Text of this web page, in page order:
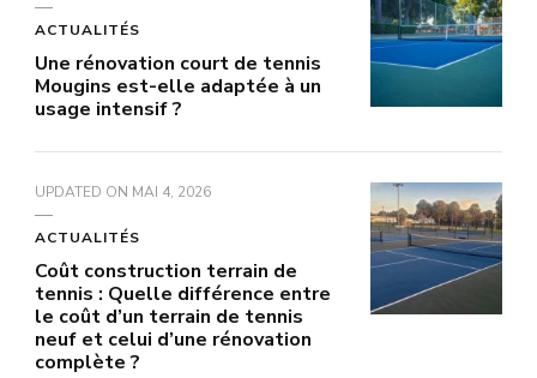
ACTUALITÉS
Une rénovation court de tennis
Mougins est-elle adaptée à un
usage intensif ?
UPDATED ON MAI 4, 2026
ACTUALITÉS
Coût construction terrain de
tennis : Quelle différence entre
le coût d’un terrain de tennis
neuf et celui d’une rénovation
complète ?